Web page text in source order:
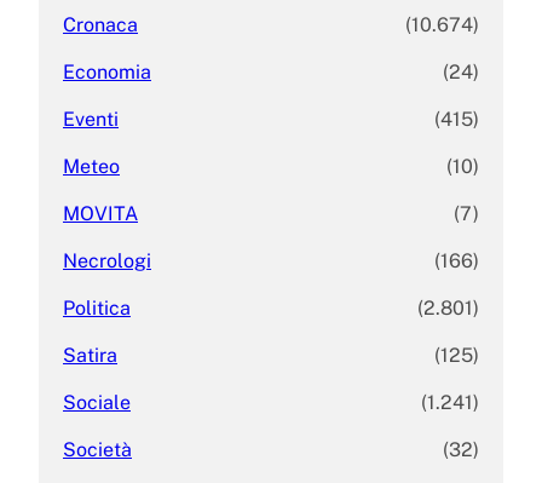
Cronaca (10.674)
Economia (24)
Eventi (415)
Meteo (10)
MOVITA (7)
Necrologi (166)
Politica (2.801)
Satira (125)
Sociale (1.241)
Società (32)